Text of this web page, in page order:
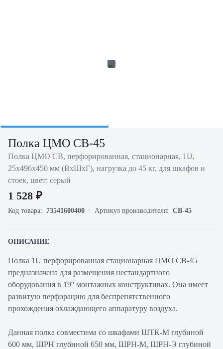
Полка ЦМО СВ-45
Полка ЦМО СВ, перфорированная, стационарная, 1U,
25х496х450 мм (ВхШхГ), нагрузка до 45 кг, для шкафов и
стоек, цвет: серый
1 528 ₽
Код товара: 73541600400 Артикул производителя: СВ-45
ОПИСАНИЕ
Полка 1U перфорированная стационарная ЦМО СВ-45
предназначена для размещения нестандартного
оборудования в 19'' монтажных конструктивах. Она имеет
развитую перфорацию для беспрепятственного
прохождения охлаждающего аппаратуру воздуха.
Данная полка совместима со шкафами ШТК-М глубиной
600 мм, ШРН глубиной 650 мм, ШРН-М, ШРН-Э глубиной